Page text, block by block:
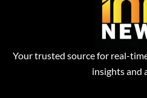
Your trusted source for real-
insights and